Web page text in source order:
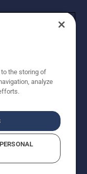
to the storing of
analyze